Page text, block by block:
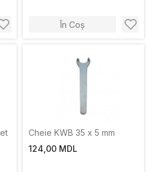
În Coș
Cheie KWB 35 x 5 mm
124,00 MDL